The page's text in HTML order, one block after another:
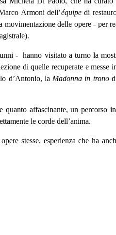
Armoni dell’équipedi
delle opere - per
-
hanno visitato a turno la
di quelle recuperate e
d’Antonio, la Madonna in trono
affascinante, un percorso
le corde dell’anima.
stesse, esperienza che ha